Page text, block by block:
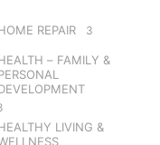
REPAIR 3
– FAMILY &
LIVING &